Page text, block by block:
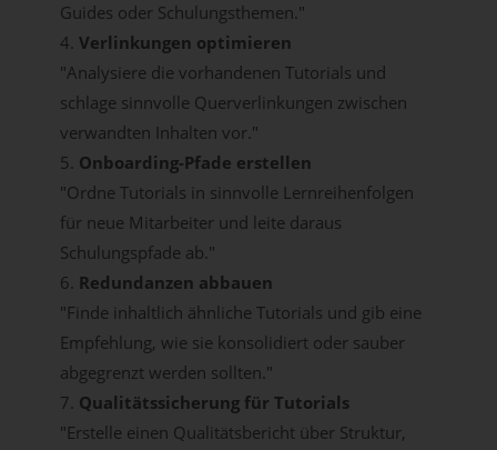
Guides oder Schulungsthemen."
4. Verlinkungen optimieren
"Analysiere die vorhandenen Tutorials und
schlage sinnvolle Querverlinkungen zwischen
verwandten Inhalten vor."
5. Onboarding-Pfade erstellen
"Ordne Tutorials in sinnvolle Lernreihenfolgen
für neue Mitarbeiter und leite daraus
Schulungspfade ab."
6. Redundanzen abbauen
"Finde inhaltlich ähnliche Tutorials und gib eine
Empfehlung, wie sie konsolidiert oder sauber
abgegrenzt werden sollten."
7. Qualitätssicherung für Tutorials
"Erstelle einen Qualitätsbericht über Struktur,